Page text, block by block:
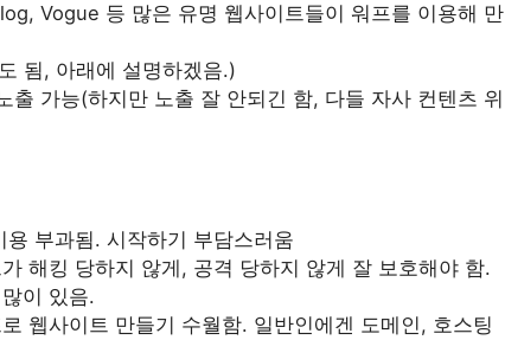
Vogue 등 많은 유명 웹사이트들이 워프를 이용해 만
됨, 아래에 설명하겠음.)
출 가능(하지만 노출 잘 안되긴 함, 다들 자사 컨텐츠 위
부과됨. 시작하기 부담스러움
해킹 당하지 않게, 공격 당하지 않게 잘 보호해야 함.
이 있음.
웹사이트 만들기 수월함. 일반인에겐 도메인, 호스팅